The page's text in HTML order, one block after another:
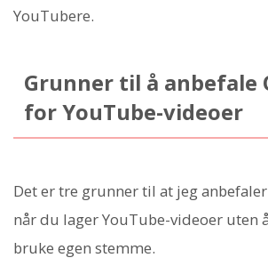
YouTubere.
Grunner til å anbefale
for YouTube-videoer
Det er tre grunner til at jeg anbefaler
når du lager YouTube-videoer uten
bruke egen stemme.